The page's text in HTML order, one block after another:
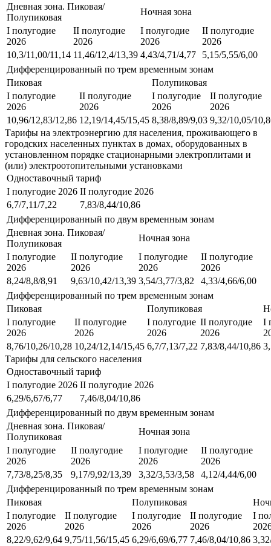
Дневная зона. Пиковая/
Полупиковая
Ночная зона
I полугодие
2026
II полугодие
2026
I полугодие
2026
II полугодие
2026
10,3/11,00/11,14 11,46/12,4/13,39 4,43/4,71/4,77
5,15/5,55/6,00
Дифференцированный по трем временным зонам
Пиковая
Полупиковая
I полугодие
2026
II полугодие
2026
I полугодие
2026
II полугодие
2026
10,96/12,83/12,86 12,19/14,45/15,45 8,38/8,89/9,03 9,32/10,05/
Тарифы на электроэнергию для населения, проживающего в
городских населенных пунктах в домах, оборудованных в
установленном порядке стационарными электроплитами и
(или) электроотопительными установками
Одноставочный тариф
I полугодие 2026 II полугодие 2026
6,7/7,11/7,22
7,83/8,44/10,86
Дифференцированный по двум временным зонам
Дневная зона. Пиковая/
Полупиковая
Ночная зона
I полугодие
2026
II полугодие
2026
I полугодие
2026
II полугодие
2026
8,24/8,8/8,91
9,63/10,42/13,39 3,54/3,77/3,82
4,33/4,66/6,00
Дифференцированный по трем временным зонам
Пиковая
Полупиковая
I полугодие
2026
II полугодие
2026
I полугодие
2026
II полугодие
2026
I
8,76/10,26/10,28 10,24/12,14/15,45 6,7/7,13/7,22 7,83/8,44/10,86
Тарифы для сельского населения
Одноставочный тариф
I полугодие 2026 II полугодие 2026
6,29/6,67/6,77
7,46/8,04/10,86
Дифференцированный по двум временным зонам
Дневная зона. Пиковая/
Полупиковая
Ночная зона
I полугодие
2026
II полугодие
2026
I полугодие
2026
II полугодие
2026
7,73/8,25/8,35
9,17/9,92/13,39 3,32/3,53/3,58
4,12/4,44/6,00
Дифференцированный по трем временным зонам
Пиковая
Полупиковая
I полугодие
2026
II полугодие
2026
I полугодие
2026
II полугодие
2026
I
8,22/9,62/9,64 9,75/11,56/15,45 6,29/6,69/6,77 7,46/8,04/10,86